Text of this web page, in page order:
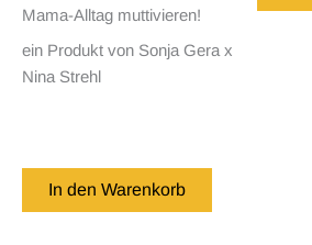
Mama-Alltag muttivieren!
ein Produkt von Sonja Gera x
Nina Strehl
In den Warenkorb